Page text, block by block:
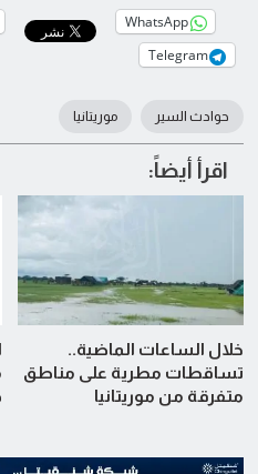
WhatsApp
Telegram
حوادث السير موريتانيا
اقرأ أيضاً:
خلال الساعات الماضية..
تساقطات مطرية على مناطق
متفرقة من موريتانيا